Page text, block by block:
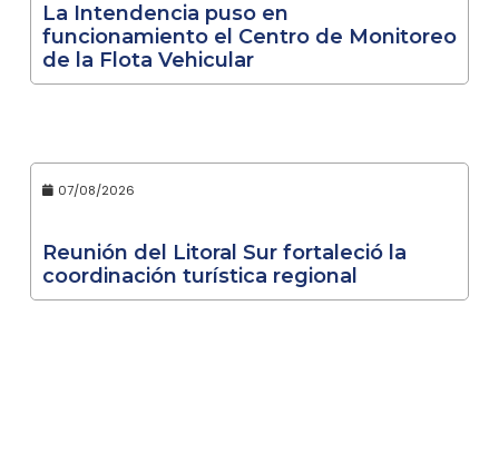
La Intendencia puso en
funcionamiento el Centro de Monitoreo
de la Flota Vehicular
07/08/2026
Reunión del Litoral Sur fortaleció la
coordinación turística regional